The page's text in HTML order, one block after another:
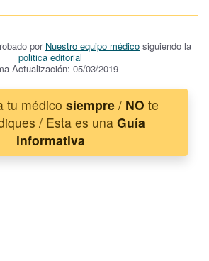
por Nuestro equipo médico siguiendo la
politica editorial
Actualización: 05/03/2019
tu médico siempre/ NO te
/ Esta es unaGuía
informativa